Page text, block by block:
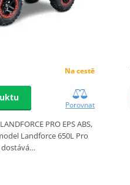
Na cestě
Porovnat
PRO EPS ABS,
Landforce 650L Pro
dostává…